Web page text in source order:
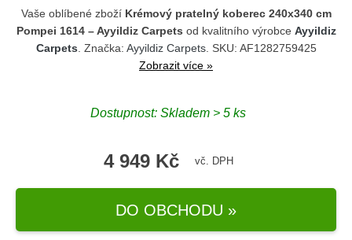
Vaše oblíbené zboží Krémový pratelný koberec 240x340 cm
Pompei 1614 – Ayyildiz Carpets od kvalitního výrobce Ayyildiz
Carpets . Značka: Ayyildiz Carpets. SKU: AF1282759425
Zobrazit více »
Dostupnost: Skladem > 5 ks
4 949 Kč vč. DPH
DO OBCHODU »